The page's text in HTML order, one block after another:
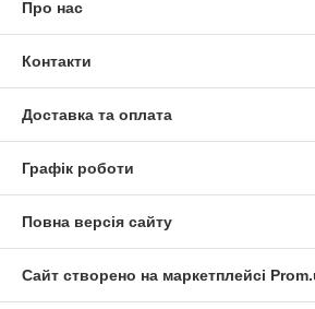
Про нас
Контакти
Доставка та оплата
Графік роботи
Повна версія сайту
Сайт створено на маркетплейсі